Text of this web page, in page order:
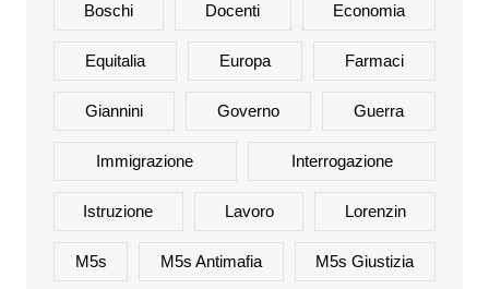
Boschi Docenti Economia
Equitalia Europa Farmaci
Giannini Governo Guerra
Immigrazione Interrogazione
Istruzione Lavoro Lorenzin
M5s M5s Antimafia M5s Giustizia